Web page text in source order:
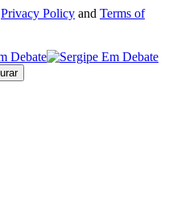
Privacy Policy and Terms of